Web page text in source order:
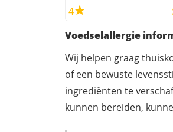
tomaat en ui
4
Voedselallergie
Wij helpen graag
of een bewuste
ingrediënten te
kunnen bereiden,